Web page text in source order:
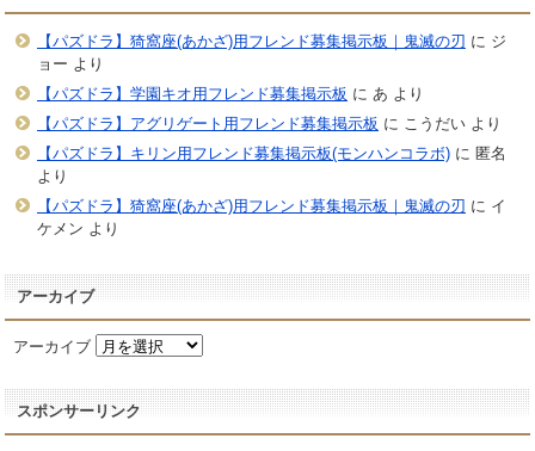
【パズドラ】猗窩座(あかざ)用フレンド募集掲示板｜鬼滅の刃 に ジ
ョー より
【パズドラ】学園キオ用フレンド募集掲示板 に あ より
【パズドラ】アグリゲート用フレンド募集掲示板 に こうだいより
【パズドラ】キリン用フレンド募集掲示板(モンハンコラボ)に 匿名
より
【パズドラ】猗窩座(あかざ)用フレンド募集掲示板｜鬼滅の刃 に イ
ケメン より
アーカイブ
アーカイブ
スポンサーリンク